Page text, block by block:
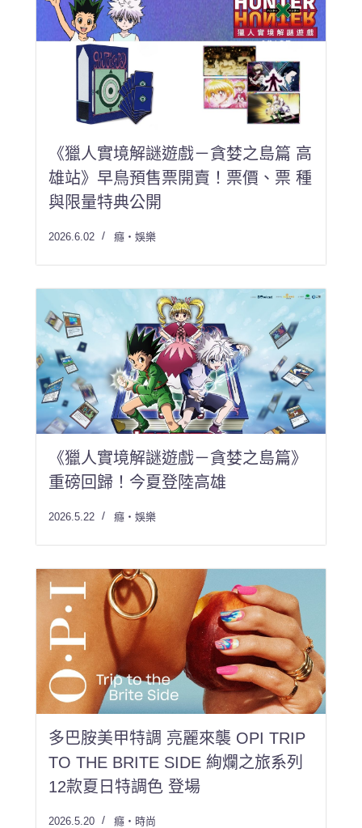
《獵人實境解謎遊戲－貪婪之島篇 高
雄站》早鳥預售票開賣！票價、票 種
與限量特典公開
2026.6.02 癮・娛樂
《獵人實境解謎遊戲－貪婪之島篇》
重磅回歸！今夏登陸高雄
2026.5.22 癮・娛樂
多巴胺美甲特調 亮麗來襲 OPI TRIP
TO THE BRITE SIDE 絢爛之旅系列
12款夏日特調色 登場
2026.5.20 癮・時尚